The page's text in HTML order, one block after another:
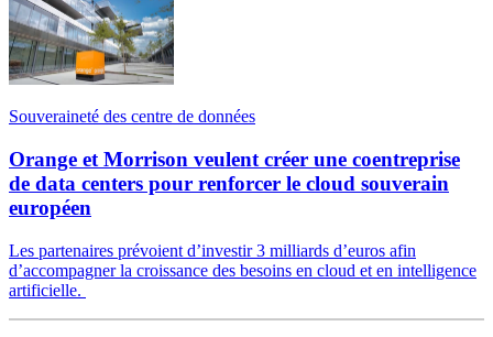
Souveraineté des centre de données
Orange et Morrison veulent créer une coentreprise
de data centers pour renforcer le cloud souverain
européen
Les partenaires prévoient d’investir 3 milliards d’euros afin
d’accompagner la croissance des besoins en cloud et en intelligence
artificielle.